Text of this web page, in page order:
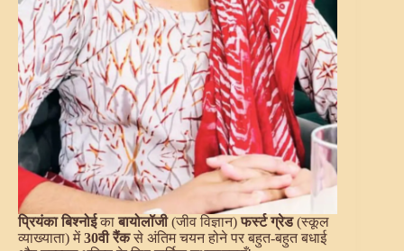
प्रियंका बिश्नोईकाबायोलॉजी(जीव विज्ञान)फर्स्ट ग्रेड(स्कूल
व्याख्याता) में30वी रैंकसे अंतिम चयन होने पर बहुत-बहुत बधाई